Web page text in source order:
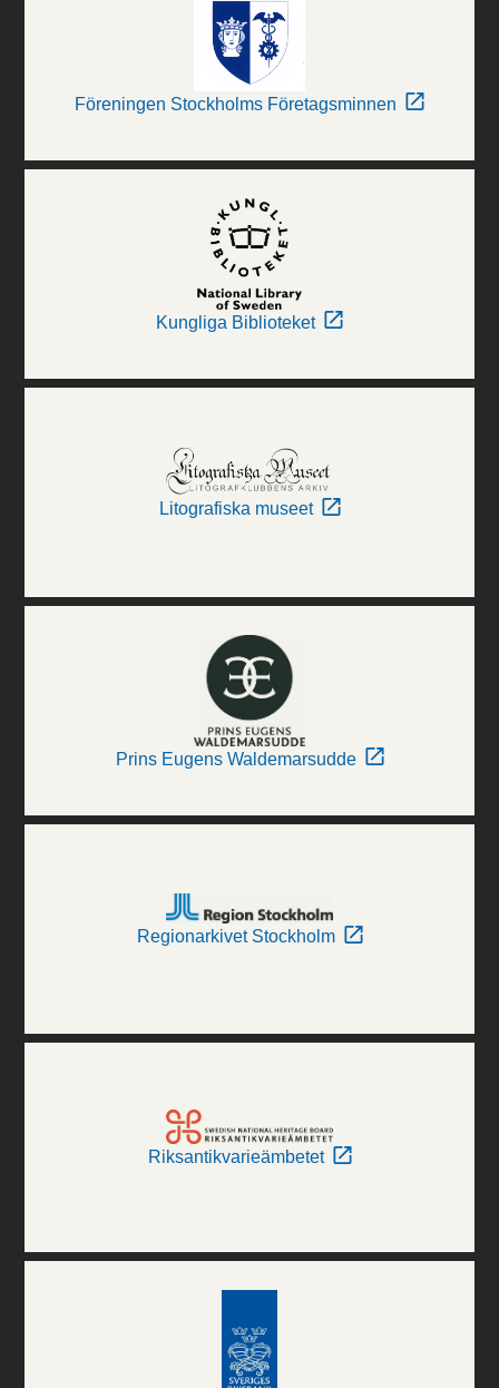
Föreningen Stockholms Företagsminnen
Kungliga Biblioteket
Litografiska museet
Prins Eugens Waldemarsudde
Regionarkivet Stockholm
Riksantikvarieämbetet